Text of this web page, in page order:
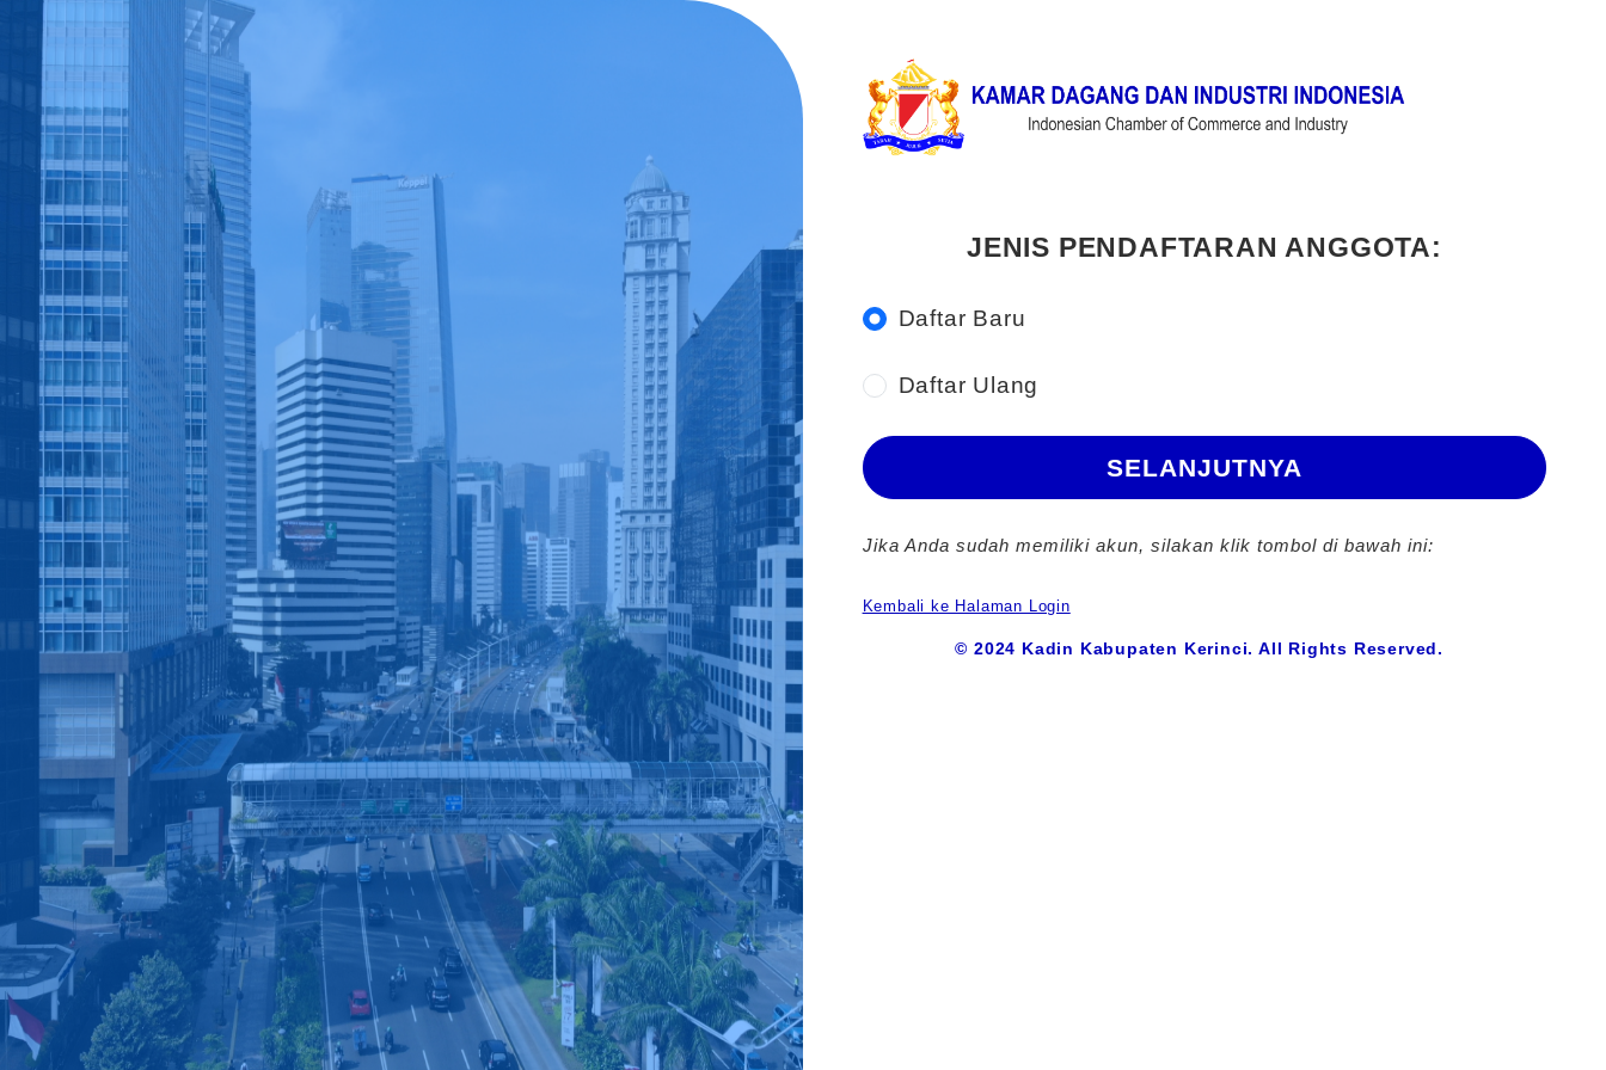
JENIS PENDAFTARAN ANGGOTA:
Daftar Baru
Daftar Ulang
SELANJUTNYA
Jika Anda sudah memiliki akun, silakan klik tombol di bawah ini:
Kembali ke Halaman Login
© 2024 Kadin Kabupaten Kerinci. All Rights Reserved.